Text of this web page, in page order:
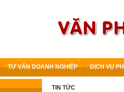
TƯ VẤN DOANH NGHIỆP DỊCH VỤ
TIN TỨC